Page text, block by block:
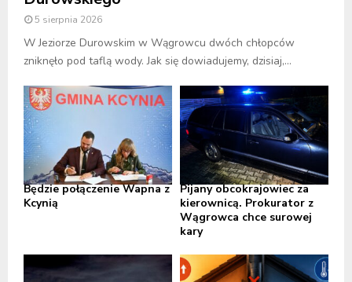
5 sierpnia 2026
W Jeziorze Durowskim w Wągrowcu dwóch chłopców
zniknęło pod taflą wody. Jak się dowiadujemy, dzisiaj,...
Będzie połączenie Wapna z
Kcynią
Pijany obcokrajowiec za
kierownicą. Prokurator z
Wągrowca chce surowej
kary